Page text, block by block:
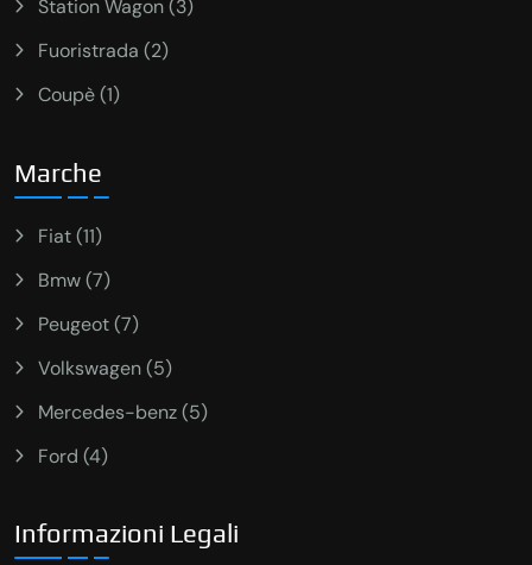
Station Wagon (3)
Fuoristrada (2)
Coupè (1)
Marche
Fiat (11)
Bmw (7)
Peugeot (7)
Volkswagen (5)
Mercedes-benz (5)
Ford (4)
Informazioni Legali